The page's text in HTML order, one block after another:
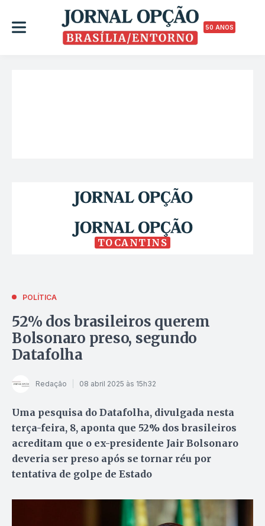
50 ANOS
TOCANTINS
POLÍTICA
52% dos brasileiros querem
Bolsonaro preso, segundo
Datafolha
Redação 08 abril 2025 às 15h32
Uma pesquisa do Datafolha, divulgada nesta
terça-feira, 8, aponta que 52% dos brasileiros
acreditam que o ex-presidente Jair Bolsonaro
deveria ser preso após se tornar réu por
tentativa de golpe de Estado